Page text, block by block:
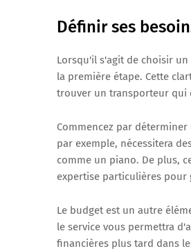
Définir ses
Lorsqu'il s'agit de choisir
la première étape. Cette
trouver un transporteur qui
Commencez par
par exemple, nécessitera
comme un piano. De plus,
expertise particulières
Le budget est un autre
le service vous permettra
financières plus tard dans